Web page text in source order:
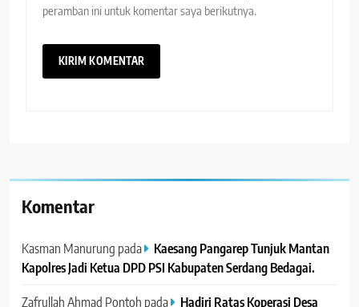
peramban ini untuk komentar saya berikutnya.
Komentar
Kasman Manurung pada
Kaesang Pangarep Tunjuk Mantan
Kapolres Jadi Ketua DPD PSI Kabupaten Serdang Bedagai. ‎ ‎
Zafrullah Ahmad Pontoh pada
Hadiri Ratas Koperasi Desa